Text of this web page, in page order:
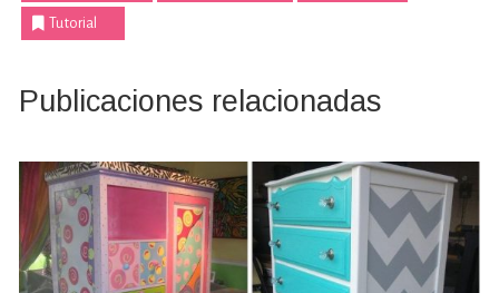
Tutorial
Publicaciones relacionadas